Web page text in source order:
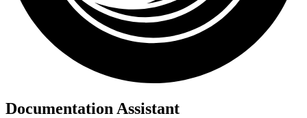
Documentation Assistant